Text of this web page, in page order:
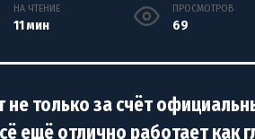
НА ЧТЕНИЕ
11 мин
ПРОСМОТРОВ
69
только за счёт
ещё отлично работает как